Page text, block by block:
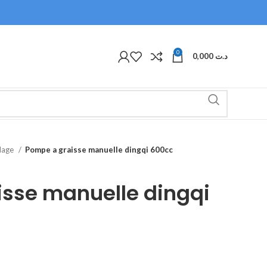
0 د.ت
Pompe a graisse manuelle dingqi 600cc
manuelle dingqi